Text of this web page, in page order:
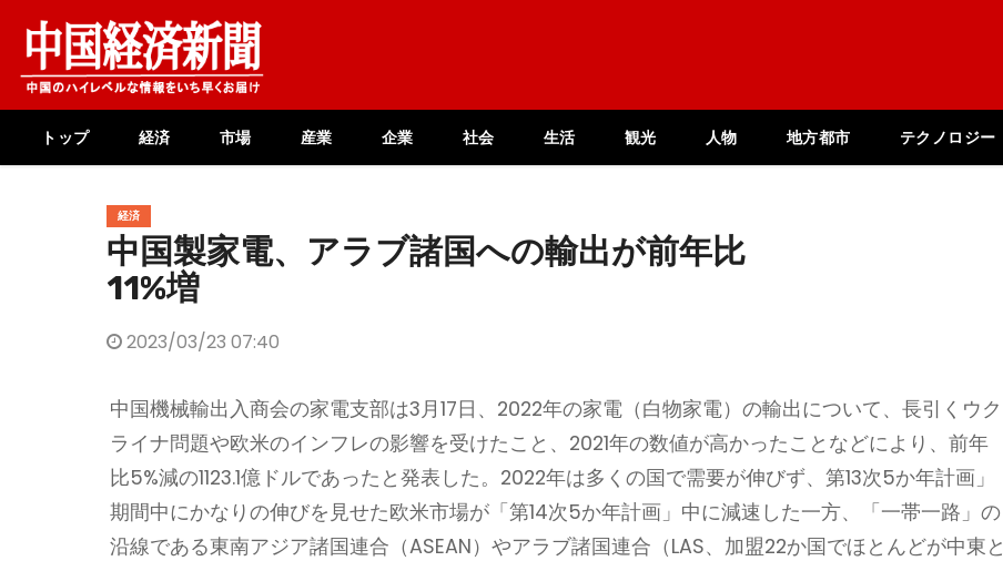
content
トップ 経済 市場 産業 企業 社会 生活 観光 人物 地方都市 テクノロジー
経済
中国製家電、アラブ諸国への輸出が前年比
11%増
2023/03/23 07:40
中国機械輸出入商会の家電支部は3月17日、2022年の家電（白物家電）の輸出について、長引くウク
ライナ問題や欧米のインフレの影響を受けたこと、2021年の数値が高かったことなどにより、前年
比5%減の1123.1億ドルであったと発表した。2022年は多くの国で需要が伸びず、第13次5か年計画」
期間中にかなりの伸びを見せた欧米市場が「第14次5か年計画」中に減速した一方、「一帯一路」の
沿線である東南アジア諸国連合（ASEAN）やアラブ諸国連合（LAS、加盟22か国でほとんどが中東と